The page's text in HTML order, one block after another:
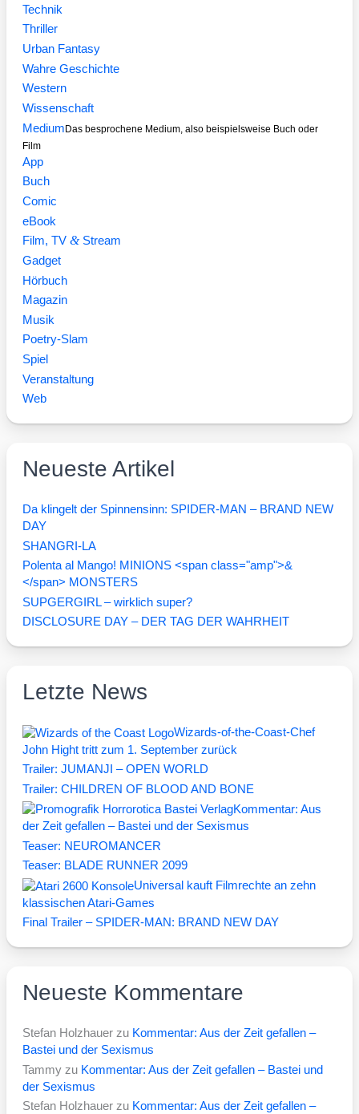
Technik
Thriller
Urban Fantasy
Wahre Geschichte
Western
Wissenschaft
MediumDas besprochene Medium, also beispielsweise Buch oder
Film
App
Buch
Comic
eBook
Film, TV&Stream
Gadget
Hörbuch
Magazin
Musik
Poetry-Slam
Spiel
Veranstaltung
Web
Neueste Artikel
Da klingelt der Spinnensinn: SPIDER-MAN – BRAND NEW
DAY
SHANGRI-LA
Polenta al Mango! MINIONS <span class="amp">&
</span> MONSTERS
SUPGERGIRL – wirklich super?
DISCLOSURE DAY – DER TAG DER WAHRHEIT
Letzte News
Wizards-of-the-Coast-Chef
John Hight tritt zum 1. September zurück
Trailer: JUMANJI – OPEN WORLD
Trailer: CHILDREN OF BLOOD AND BONE
Kommentar: Aus
der Zeit gefallen – Bastei und der Sexismus
Teaser: NEUROMANCER
Teaser: BLADE RUNNER 2099
Universal kauft Filmrechte an zehn
klassischen Atari-Games
Final Trailer – SPIDER-MAN: BRAND NEW DAY
Neueste Kommentare
Stefan Holzhauer zu Kommentar: Aus der Zeit gefallen –
Bastei und der Sexismus
Tammy zu Kommentar: Aus der Zeit gefallen – Bastei und
der Sexismus
Stefan Holzhauer zu Kommentar: Aus der Zeit gefallen –